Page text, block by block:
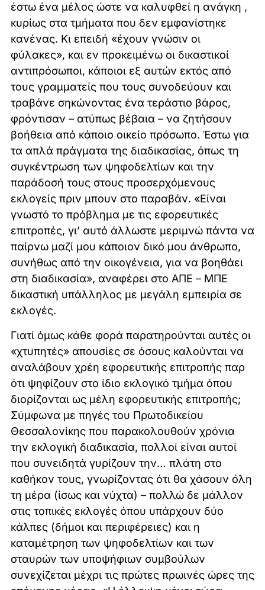
έστω ένα μέλος ώστε να καλυφθεί η ανάγκη ,
κυρίως στα τμήματα που δεν εμφανίστηκε
κανένας. Κι επειδή «έχουν γνώσιν οι
φύλακες», και εν προκειμένω οι δικαστικοί
αντιπρόσωποι, κάποιοι εξ αυτών εκτός από
τους γραμματείς που τους συνοδεύουν και
τραβάνε σηκώνοντας ένα τεράστιο βάρος,
φρόντισαν – ατύπως βέβαια – να ζητήσουν
βοήθεια από κάποιο οικείο πρόσωπο. Έστω για
τα απλά πράγματα της διαδικασίας, όπως τη
συγκέντρωση των ψηφοδελτίων και την
παράδοσή τους στους προσερχόμενους
εκλογείς πριν μπουν στο παραβάν. «Είναι
γνωστό το πρόβλημα με τις εφορευτικές
επιτροπές, γι’ αυτό άλλωστε μεριμνώ πάντα να
παίρνω μαζί μου κάποιον δικό μου άνθρωπο,
συνήθως από την οικογένεια, για να βοηθάει
στη διαδικασία», αναφέρει στο ΑΠΕ – ΜΠΕ
δικαστική υπάλληλος με μεγάλη εμπειρία σε
εκλογές.
Γιατί όμως κάθε φορά παρατηρούνται αυτές οι
«χτυπητές» απουσίες σε όσους καλούνται να
αναλάβουν χρέη εφορευτικής επιτροπής παρ
ότι ψηφίζουν στο ίδιο εκλογικό τμήμα όπου
διορίζονται ως μέλη εφορευτικής επιτροπής;
Σύμφωνα με πηγές του Πρωτοδικείου
Θεσσαλονίκης που παρακολουθούν χρόνια
την εκλογική διαδικασία, πολλοί είναι αυτοί
που συνειδητά γυρίζουν την… πλάτη στο
καθήκον τους, γνωρίζοντας ότι θα χάσουν όλη
τη μέρα (ίσως και νύχτα) – πολλώ δε μάλλον
στις τοπικές εκλογές όπου υπάρχουν δύο
κάλπες (δήμοι και περιφέρειες) και η
καταμέτρηση των ψηφοδελτίων και των
σταυρών των υποψήφιων συμβούλων
συνεχίζεται μέχρι τις πρώτες πρωινές ώρες της